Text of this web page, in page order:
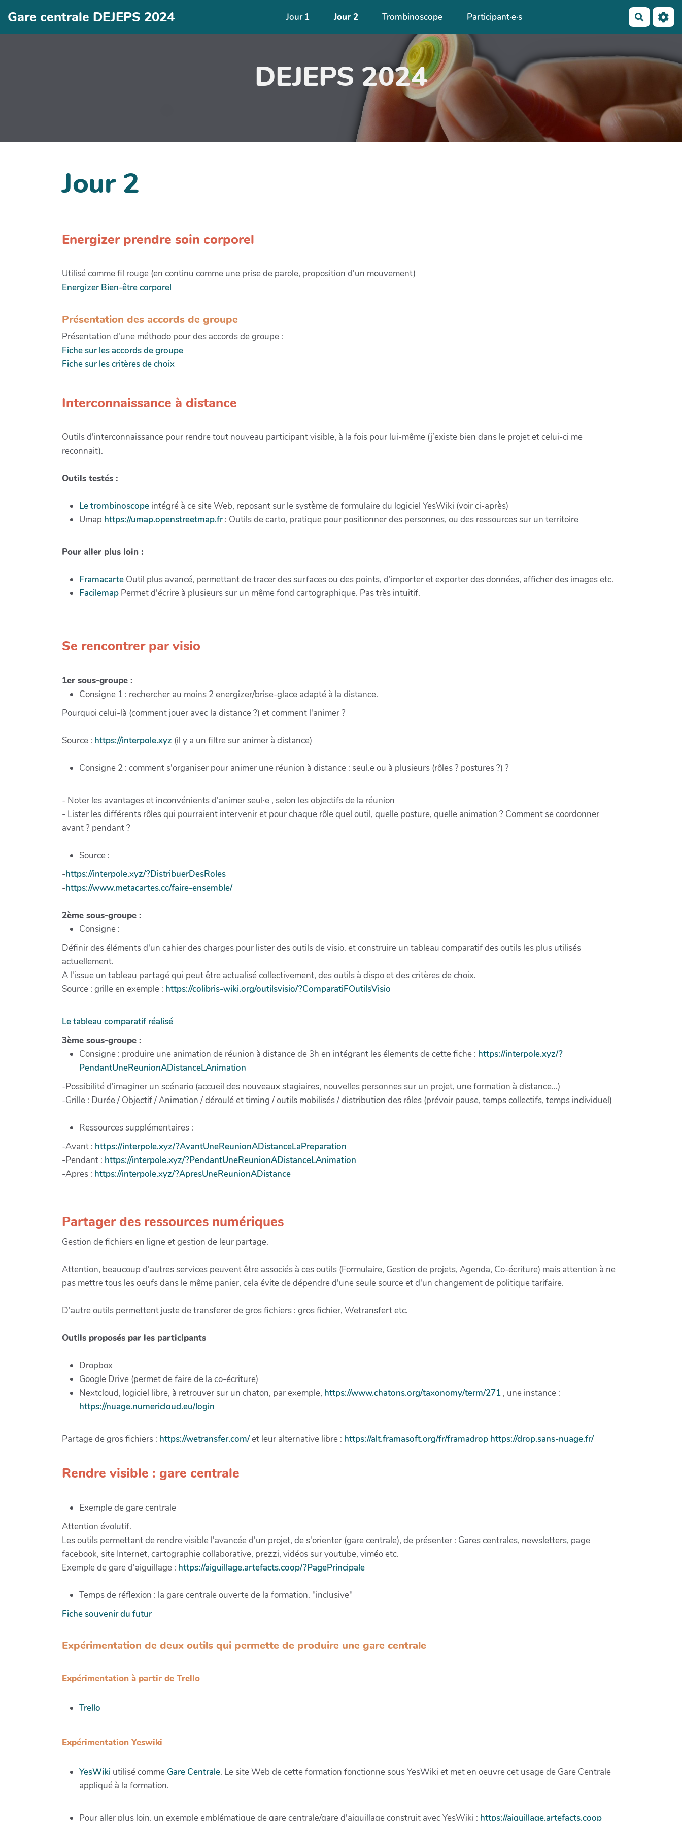
Gare centrale DEJEPS 2024 Jour 1 Jour 2 Trombinoscope Participant·e·s
DEJEPS 2024
Jour 2
Energizer prendre soin corporel
Utilisé comme fil rouge (en continu comme une prise de parole, proposition d'un mouvement)
Energizer Bien-être corporel
Présentation des accords de groupe
Présentation d'une méthodo pour des accords de groupe :
Fiche sur les accords de groupe
Fiche sur les critères de choix
Interconnaissance à distance
Outils d'interconnaissance pour rendre tout nouveau participant visible, à la fois pour lui-même (j’existe bien dans le projet et celui-ci me
reconnait).
Outils testés :
Le trombinoscope intégré à ce site Web, reposant sur le système de formulaire du logiciel YesWiki (voir ci-après)
Umap https://umap.openstreetmap.fr: Outils de carto, pratique pour positionner des personnes, ou des ressources sur un territoire
Pour aller plus loin :
Framacarte Outil plus avancé, permettant de tracer des surfaces ou des points, d'importer et exporter des données, afficher des images etc.
Facilemap Permet d'écrire à plusieurs sur un même fond cartographique. Pas très intuitif.
Se rencontrer par visio
1er sous-groupe :
Consigne 1 : rechercher au moins 2 energizer/brise-glace adapté à la distance.
Pourquoi celui-là (comment jouer avec la distance ?) et comment l'animer ?
Source : https://interpole.xyz (il y a un filtre sur animer à distance)
Consigne 2 : comment s'organiser pour animer une réunion à distance : seul.e ou à plusieurs (rôles ? postures ?) ?
- Noter les avantages et inconvénients d'animer seul·e , selon les objectifs de la réunion
- Lister les différents rôles qui pourraient intervenir et pour chaque rôle quel outil, quelle posture, quelle animation ? Comment se coordonner
avant ? pendant ?
Source :
-https://interpole.xyz/?DistribuerDesRoles
-https://www.metacartes.cc/faire-ensemble/
2ème sous-groupe :
Consigne :
Définir des éléments d'un cahier des charges pour lister des outils de visio. et construire un tableau comparatif des outils les plus utilisés
actuellement.
A l'issue un tableau partagé qui peut être actualisé collectivement, des outils à dispo et des critères de choix.
Source : grille en exemple : https://colibris-wiki.org/outilsvisio/?ComparatiFOutilsVisio
Le tableau comparatif réalisé
3ème sous-groupe :
Consigne : produire une animation de réunion à distance de 3h en intégrant les élements de cette fiche : https://interpole.xyz/?
PendantUneReunionADistanceLAnimation
-Possibilité d'imaginer un scénario (accueil des nouveaux stagiaires, nouvelles personnes sur un projet, une formation à distance...)
-Grille : Durée / Objectif / Animation / déroulé et timing / outils mobilisés / distribution des rôles (prévoir pause, temps collectifs, temps individuel)
Ressources supplémentaires :
-Avant : https://interpole.xyz/?AvantUneReunionADistanceLaPreparation
-Pendant : https://interpole.xyz/?PendantUneReunionADistanceLAnimation
-Apres : https://interpole.xyz/?ApresUneReunionADistance
Partager des ressources numériques
Gestion de fichiers en ligne et gestion de leur partage.
Attention, beaucoup d'autres services peuvent être associés à ces outils (Formulaire, Gestion de projets, Agenda, Co-écriture) mais attention à ne
pas mettre tous les oeufs dans le même panier, cela évite de dépendre d'une seule source et d'un changement de politique tarifaire.
D'autre outils permettent juste de transferer de gros fichiers : gros fichier, Wetransfert etc.
Outils proposés par les participants
Dropbox
Google Drive (permet de faire de la co-écriture)
Nextcloud, logiciel libre, à retrouver sur un chaton, par exemple, https://www.chatons.org/taxonomy/term/271 , une instance :
https://nuage.numericloud.eu/login
Partage de gros fichiers : https://wetransfer.com/et leur alternative libre : https://alt.framasoft.org/fr/framadrop https://drop.sans-nuage.fr/
Rendre visible : gare centrale
Exemple de gare centrale
Attention évolutif.
Les outils permettant de rendre visible l'avancée d'un projet, de s'orienter (gare centrale), de présenter : Gares centrales, newsletters, page
facebook, site Internet, cartographie collaborative, prezzi, vidéos sur youtube, viméo etc.
Exemple de gare d'aiguillage : https://aiguillage.artefacts.coop/?PagePrincipale
Temps de réflexion : la gare centrale ouverte de la formation. "inclusive"
Fiche souvenir du futur
Expérimentation de deux outils qui permette de produire une gare centrale
Expérimentation à partir de Trello
Trello
Expérimentation Yeswiki
YesWiki utilisé comme Gare Centrale. Le site Web de cette formation fonctionne sous YesWiki et met en oeuvre cet usage de Gare Centrale
appliqué à la formation.
Pour aller plus loin, un exemple emblématique de gare centrale/gare d'aiguillage construit avec YesWiki : https://aiguillage.artefacts.coop